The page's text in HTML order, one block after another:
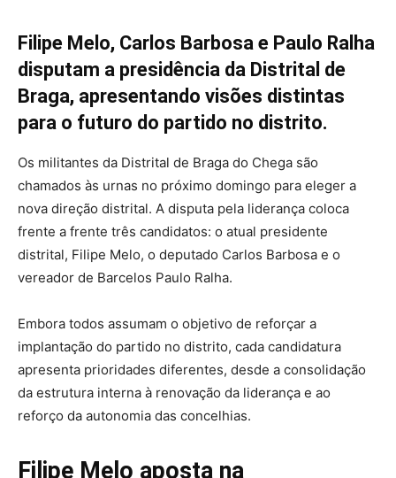
Filipe Melo, Carlos Barbosa e Paulo Ralha
disputam a presidência da Distrital de
Braga, apresentando visões distintas
para o futuro do partido no distrito.
Os militantes da Distrital de Braga do Chega são
chamados às urnas no próximo domingo para eleger a
nova direção distrital. A disputa pela liderança coloca
frente a frente três candidatos: o atual presidente
distrital, Filipe Melo, o deputado Carlos Barbosa e o
vereador de Barcelos Paulo Ralha.
Embora todos assumam o objetivo de reforçar a
implantação do partido no distrito, cada candidatura
apresenta prioridades diferentes, desde a consolidação
da estrutura interna à renovação da liderança e ao
reforço da autonomia das concelhias.
Filipe Melo aposta na